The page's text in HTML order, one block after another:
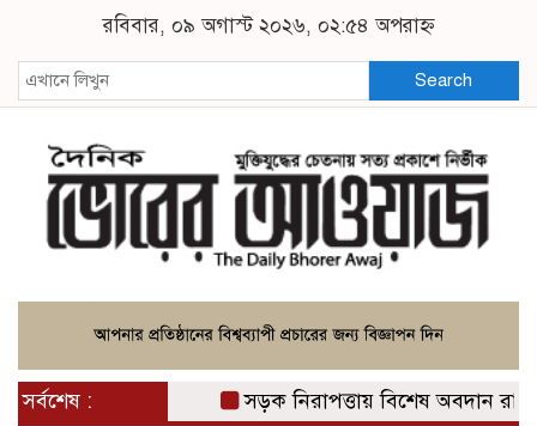
রবিবার, ০৯ অগাস্ট ২০২৬, ০২:৫৪ অপরাহ্ন
Search
সর্বশেষ : সড়ক নিরাপত্তায় বিশেষ অবদান রাখায়